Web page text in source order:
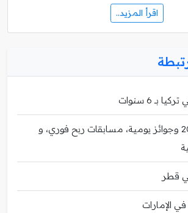
اقرأ المزيد..
بـ 6 سنوات
مسابقات 2025 وجوائز يومية، مسابقات ربح فوري، و
قطر
الإمارات